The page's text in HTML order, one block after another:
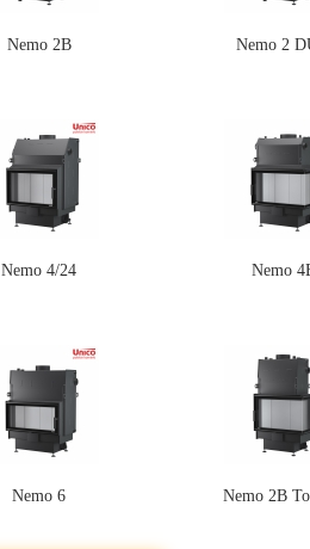
Nemo 2B Nemo 2
Nemo 4/24 Nemo
Nemo 6 Nemo 2B